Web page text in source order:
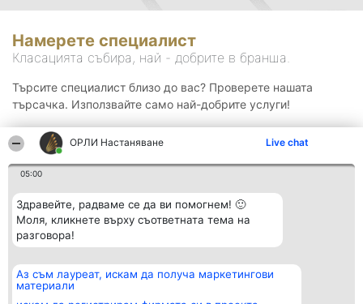
ОРЛИ Настаняване Live chat
05:00
Здравейте, радваме се да ви помогнем! 🙂
Моля, кликнете върху съответната тема на
разговора!
Аз съм лауреат, искам да получа маркетингови
материали
Намерете специалист
Класацията събира, най - добрите в бранша.
Търсите специалист близо до вас? Проверете нашата
търсачка. Използвайте само най-добрите услуги!
Организатор на
класиране
Класация Контакти